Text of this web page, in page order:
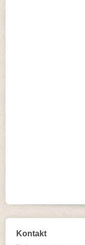
Kontakt